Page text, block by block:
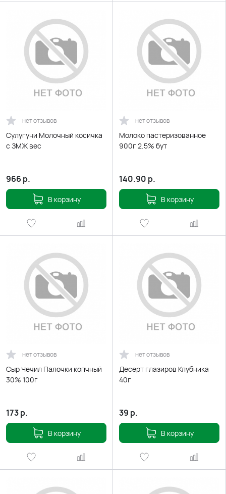
нет отзывов
Сулугуни Молочный косичка
с ЗМЖ вес
966 р.
В корзину
нет отзывов
Молоко пастеризованное
900г 2.5% бут
140.90 р.
В корзину
нет отзывов
Сыр Чечил Палочки копчный
30% 100г
173р.
В корзину
нет отзывов
Десерт глазиров Клубника
40г
39 р.
В корзину